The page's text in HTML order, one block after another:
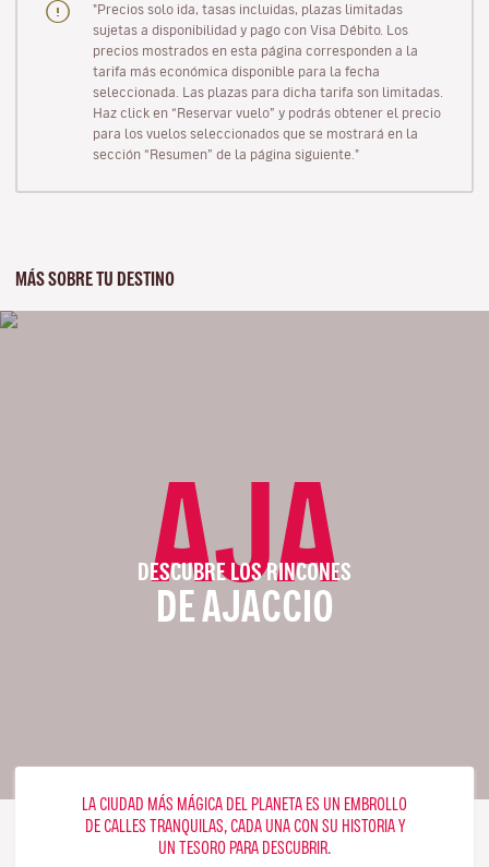
"Precios solo ida, tasas incluidas, plazas limitadas
sujetas a disponibilidad y pago con Visa Débito. Los
precios mostrados en esta página corresponden a la
tarifa más económica disponible para la fecha
seleccionada. Las plazas para dicha tarifa son limitadas.
Haz click en “Reservar vuelo” y podrás obtener el precio
para los vuelos seleccionados que se mostrará en la
sección “Resumen” de la página siguiente."
MÁS SOBRE TU DESTINO
AJA
DESCUBRE LOS RINCONES
DE AJACCIO
LA CIUDAD MÁS MÁGICA DEL PLANETA ES UN EMBROLLO
DE CALLES TRANQUILAS, CADA UNA CON SU HISTORIA Y
UN TESORO PARA DESCUBRIR.